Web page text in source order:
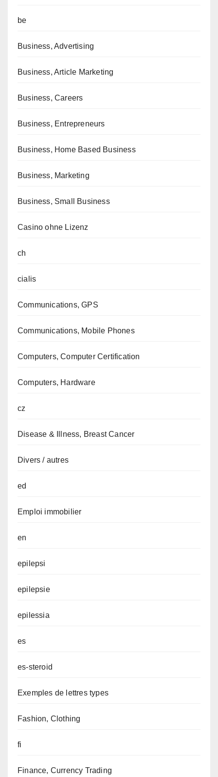
be
Business, Advertising
Business, Article Marketing
Business, Careers
Business, Entrepreneurs
Business, Home Based Business
Business, Marketing
Business, Small Business
Casino ohne Lizenz
ch
cialis
Communications, GPS
Communications, Mobile Phones
Computers, Computer Certification
Computers, Hardware
cz
Disease & Illness, Breast Cancer
Divers / autres
ed
Emploi immobilier
en
epilepsi
epilepsie
epilessia
es
es-steroid
Exemples de lettres types
Fashion, Clothing
fi
Finance, Currency Trading